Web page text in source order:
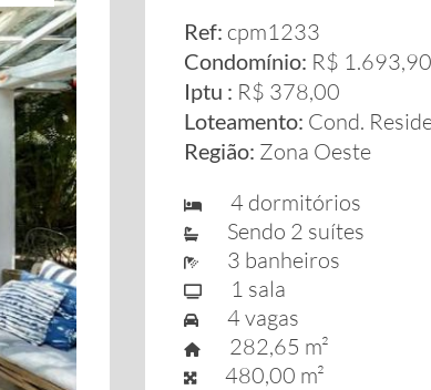
Ref: cpm1233
Condomínio: R$ 1.693,90
Iptu : R$ 378,00
Loteamento: Cond.
Região: Zona Oeste
4 dormitórios
Sendo 2 suítes
3 banheiros
1 sala
4 vagas
282,65 m²
480,00 m²